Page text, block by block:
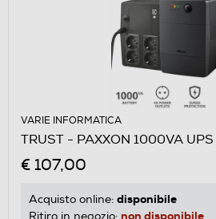
VARIE INFORMATICA
TRUST - PAXXON 1000VA
€ 107,00
Acquisto online: disponibile
Ritiro in negozio: non disponibile